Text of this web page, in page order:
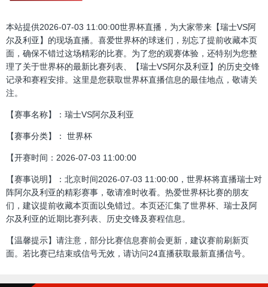
本站提供2026-07-03 11:00:00世界杯直播，为大家带来【瑞士VS阿
尔及利亚】的现场直播。喜爱世界杯的球迷们，别忘了提前收藏本页
面，确保不错过这场精彩的比赛。为了您的观赛体验，还特别为您整
理了关于世界杯的最新比赛列表、【瑞士VS阿尔及利亚】的历史交锋
记录和赛程安排。这里是您获取世界杯直播信息的最佳地点，敬请关
注。
【赛事名称】：瑞士VS阿尔及利亚
【赛事分类】： 世界杯
【开赛时间：2026-07-03 11:00:00
【赛事说明】：北京时间2026-07-03 11:00:00，世界杯将直播瑞士对
阵阿尔及利亚的精彩赛事，敬请准时收看。热爱世界杯比赛的朋友
们，建议提前收藏本页面以免错过。本页还汇集了世界杯、瑞士及阿
尔及利亚的近期比赛列表、历史交锋及赛程信息。
【温馨提示】请注意，部分比赛信息赛前会更新，建议赛前刷新页
面。若比赛已结束或信号无效，请访问24直播获取最新直播信号。